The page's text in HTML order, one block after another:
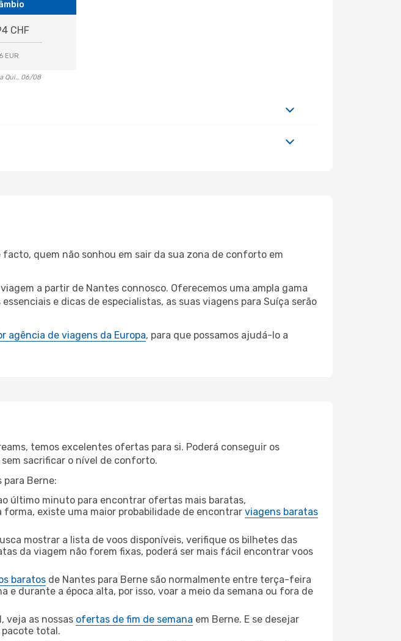
CHF
EUR
Qui., 06/08
quem não sonhou em sair da sua zona de conforto em
a partir de Nantes connosco. Oferecemos uma ampla gama
e dicas de especialistas, as suas viagens para Suíça serão
agência de viagens da Europa, para que possamos ajudá-lo a
temos excelentes ofertas para si. Poderá conseguir os
sacrificar o nível de conforto.
para Berne:
último minuto para encontrar ofertas mais baratas,
existe uma maior probabilidade de encontrar viagens baratas
mostrar a lista de voos disponíveis, verifique os bilhetes das
da viagem não forem fixas, poderá ser mais fácil encontrar voos
baratos de Nantes para Berne são normalmente entre terça-feira
durante a época alta, por isso, voar a meio da semana ou fora de
veja as nossas ofertas de fim de semana em Berne. E se desejar
pacote total.